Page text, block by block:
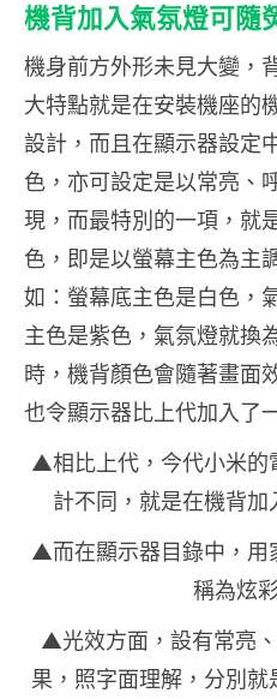
機背加入氣氛燈可隨
機身前方外形未見大變，
大特點就是在安裝機座的
設計，而且在顯示器設定
色，亦可設定是以常亮、
現，而最特別的一項，就
色，即是以螢幕主色為主
如：螢幕底主色是白色，
主色是紫色，氣氛燈就換
時，機背顏色會隨著畫面
也令顯示器比上代加入了
▲相比上代，今代小米的
計不同，就是在機背加
▲而在顯示器目錄中，用
稱為炫
▲光效方面，設有常亮
果，照字面理解，分別